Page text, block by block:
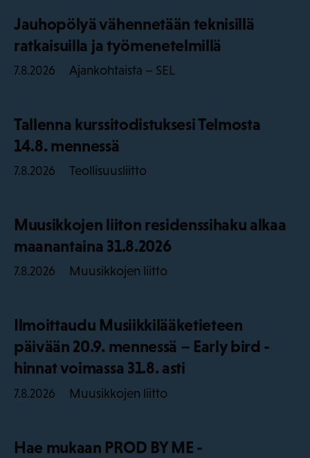
Jauhopölyä vähennetään teknisillä
ratkaisuilla ja työmenetelmillä
7.8.2026 Ajankohtaista – SEL
Tallenna kurssitodistuksesi Telmosta
14.8. mennessä
7.8.2026 Teollisuusliitto
Muusikkojen liiton residenssihaku alkaa
maanantaina 31.8.2026
7.8.2026 Muusikkojen liitto
Ilmoittaudu Musiikkilääketieteen
päivään 20.9. mennessä – Early bird -
hinnat voimassa 31.8. asti
7.8.2026 Muusikkojen liitto
Hae mukaan PROD BY ME -